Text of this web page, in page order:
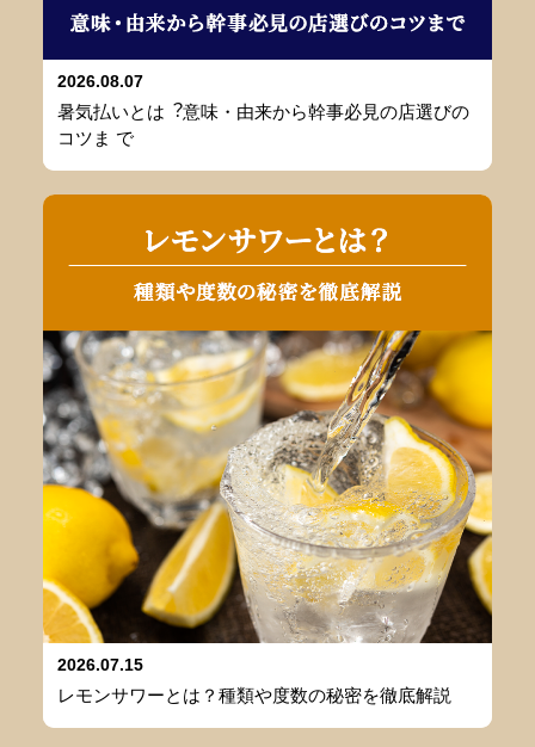
2026.08.07
暑気払いとは︖意味・由来から幹事必⾒の店選びの
コツま で
2026.07.15
レモンサワーとは？種類や度数の秘密を徹底解説